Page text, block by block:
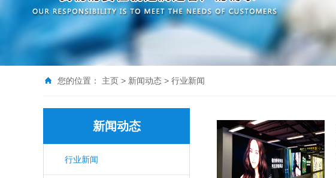
您的位置： 主页 > 新闻动态 > 行业新闻
新闻动态
行业新闻